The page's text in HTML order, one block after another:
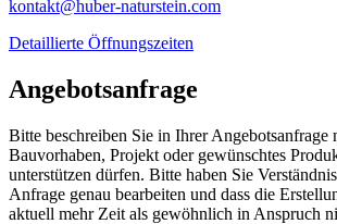
kontakt@huber-naturstein.com
Detaillierte Öffnungszeiten
Angebotsanfrage
Bitte beschreiben Sie in Ihrer Angebotsanfrage
Bauvorhaben, Projekt oder gewünschtes
unterstützen dürfen. Bitte haben Sie
Anfrage genau bearbeiten und dass die
aktuell mehr Zeit als gewöhnlich in Anspruch